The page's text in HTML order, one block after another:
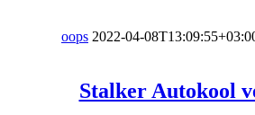
oops 2022-04-
Stalker Autokool